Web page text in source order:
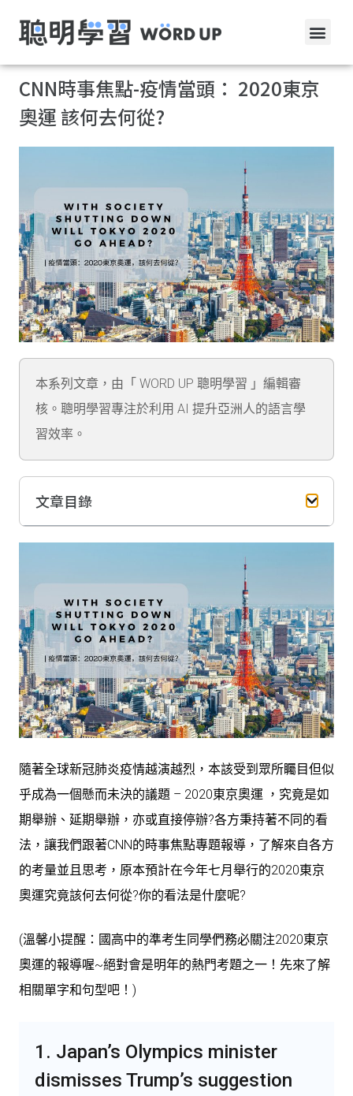
CNN時事焦點-疫情當頭： 2020東京
奧運 該何去何從?
本系列文章，由「 WORD UP 聰明學習 」編輯審
核。聰明學習專注於利用 AI 提升亞洲人的語言學
習效率。
文章目錄
隨著全球新冠肺炎疫情越演越烈，本該受到眾所矚目但似
乎成為一個懸而未決的議題 – 2020東京奧運 ，究竟是如
期舉辦、延期舉辦，亦或直接停辦?各方秉持著不同的看
法，讓我們跟著CNN的時事焦點專題報導，了解來自各方
的考量並且思考，原本預計在今年七月舉行的2020東京
奧運究竟該何去何從?你的看法是什麼呢?
(溫馨小提醒：國高中的準考生同學們務必關注2020東京
奧運的報導喔~絕對會是明年的熱門考題之一！先來了解
相關單字和句型吧！)
1. Japan’s Olympics minister
dismisses Trump’s suggestion